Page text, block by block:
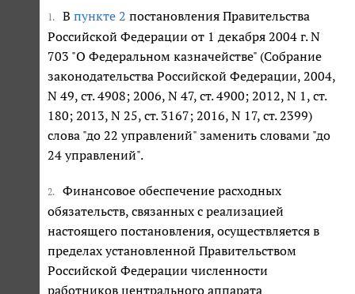
1. В пункте 2 постановления Правительства
Российской Федерации от 1 декабря 2004 г. N
703 "О Федеральном казначействе" (Собрание
законодательства Российской Федерации, 2004,
N 49, ст. 4908; 2006, N 47, ст. 4900; 2012, N 1, ст.
180; 2013, N 25, ст. 3167; 2016, N 17, ст. 2399)
слова "до 22 управлений" заменить словами "до
24 управлений".
2.
Финансовое обеспечение расходных
обязательств, связанных с реализацией
настоящего постановления, осуществляется в
пределах установленной Правительством
Российской Федерации численности
работников центрального аппарата